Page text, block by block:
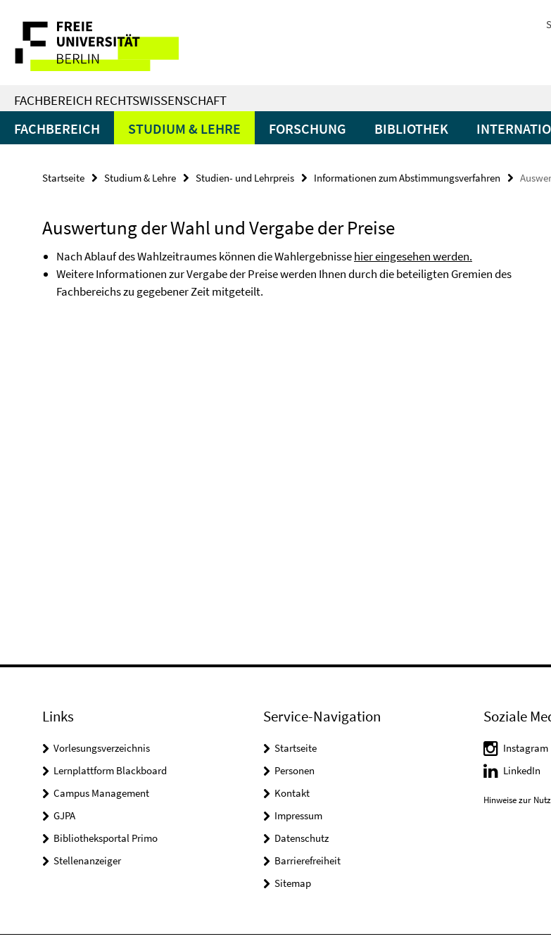
direkt
Inhalt
Service-
Navigation
FACHBEREICH RECHTSWISSENSCHAFT
FACHBEREICH STUDIUM & LEHRE FORSCHUNG BIBLIOTHEK
Startseite Studium & Lehre Studien- und Lehrpreis Informationen zum Abstimmungsverfahren
Auswertung der Wahl und Vergabe der Preise
Nach Ablauf des Wahlzeitraumes können die Wahlergebnissehier eingesehen werden.
Weitere Informationen zur Vergabe der Preise werden Ihnen durch die beteiligten Gremien des
Fachbereichs zu gegebener Zeit mitgeteilt.
Links
Vorlesungsverzeichnis
Lernplattform Blackboard
Campus Management
GJPA
Bibliotheksportal Primo
Stellenanzeiger
Service-Navigation
Startseite
Personen
Kontakt
Impressum
Datenschutz
Barrierefreiheit
Sitemap
Soziale
Instagram
LinkedIn
Hinweise zur